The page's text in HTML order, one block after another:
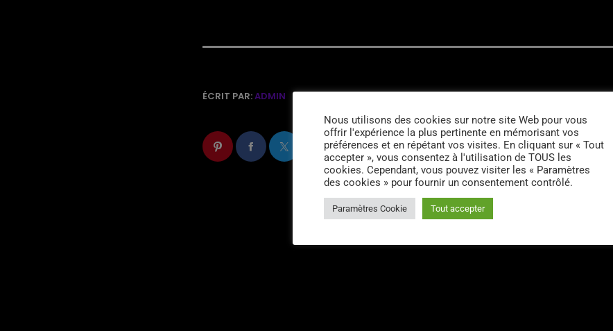
ÉCRIT PAR:ADMIN
email RATE IT
Nous utilisons des cookies sur notre site Web pour vous
offrir l'expérience la plus pertinente en mémorisant vos
préférences et en répétant vos visites. En cliquant sur « Tout
accepter », vous consentez à l'utilisation de TOUS les
cookies. Cependant, vous pouvez visiter les « Paramètres
des cookies » pour fournir un consentement contrôlé.
Paramètres Cookie Tout accepter